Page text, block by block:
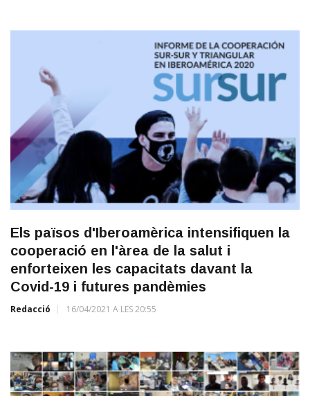
Els països d'Iberoamèrica intensifiquen la
cooperació en l'àrea de la salut i
enforteixen les capacitats davant la
Covid-19 i futures pandèmies
Redacció 16/04/2021 A LES 20:55